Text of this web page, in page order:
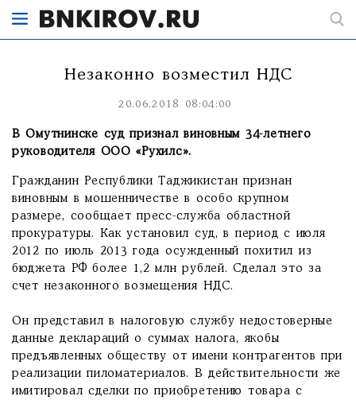
Незаконно возместил НДС
20.06.2018 08:04:00
В Омутнинске суд признал виновным 34-летнего
руководителя ООО «Рухилс».
Гражданин Республики Таджикистан признан
виновным в мошенничестве в особо крупном
размере, сообщает пресс-служба областной
прокуратуры. Как установил суд, в период с июля
2012 по июль 2013 года осужденный похитил из
бюджета РФ более 1,2 млн рублей. Сделал это за
счет незаконного возмещения НДС.
Он представил в налоговую службу недостоверные
данные деклараций о суммах налога, якобы
предъявленных обществу от имени контрагентов при
реализации пиломатериалов. В действительности же
имитировал сделки по приобретению товара с